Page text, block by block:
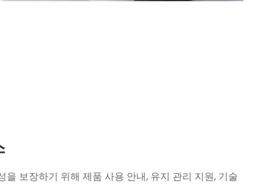
을 보장하기 위해 제품 사용 안내, 유지 관리 지원, 기술